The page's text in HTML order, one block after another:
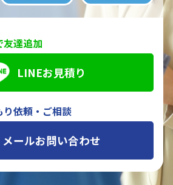
達追加
LINEお見積り
依頼・ご相談
メールお問い合わせ